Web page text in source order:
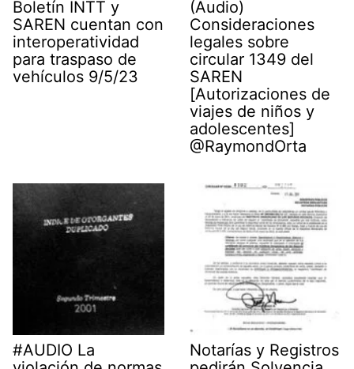
Boletín INTT y
SAREN cuentan con
interoperatividad
para traspaso de
vehículos 9/5/23
(Audio)
Consideraciones
legales sobre
circular 1349 del
SAREN
[Autorizaciones de
viajes de niños y
adolescentes]
@RaymondOrta
#AUDIO La
Notarías y Registros